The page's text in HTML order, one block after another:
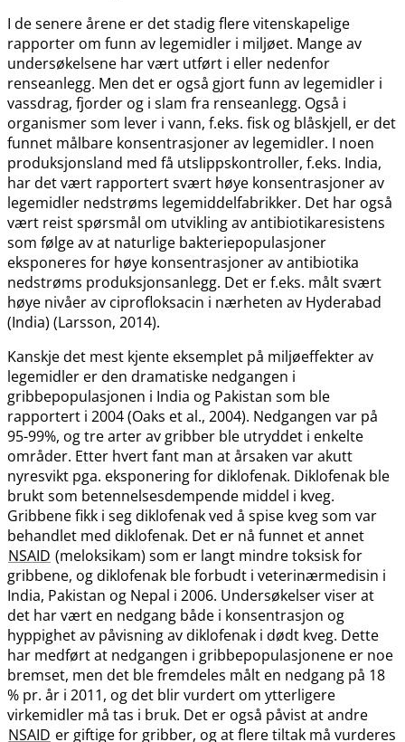
I de senere årene er det stadig flere vitenskapelige
rapporter om funn av legemidler i miljøet. Mange av
undersøkelsene har vært utført i eller nedenfor
renseanlegg. Men det er også gjort funn av legemidler i
vassdrag, fjorder og i slam fra renseanlegg. Også i
organismer som lever i vann, f.eks. fisk og blåskjell, er det
funnet målbare konsentrasjoner av legemidler. I noen
produksjonsland med få utslippskontroller, f.eks. India,
har det vært rapportert svært høye konsentrasjoner av
legemidler nedstrøms legemiddelfabrikker. Det har også
vært reist spørsmål om utvikling av antibiotikaresistens
som følge av at naturlige bakteriepopulasjoner
eksponeres for høye konsentrasjoner av antibiotika
nedstrøms produksjonsanlegg. Det er f.eks. målt svært
høye nivåer av ciprofloksacin i nærheten av Hyderabad
(India) (Larsson, 2014).
Kanskje det mest kjente eksemplet på miljøeffekter av
legemidler er den dramatiske nedgangen i
gribbepopulasjonen i India og Pakistan som ble
rapportert i 2004 (Oaks et al., 2004). Nedgangen var på
95-99%, og tre arter av gribber ble utryddet i enkelte
områder. Etter hvert fant man at årsaken var akutt
nyresvikt pga. eksponering for diklofenak. Diklofenak ble
brukt som betennelsesdempende middel i kveg.
Gribbene fikk i seg diklofenak ved å spise kveg som var
behandlet med diklofenak. Det er nå funnet et annet
NSAID (meloksikam) som er langt mindre toksisk for
gribbene, og diklofenak ble forbudt i veterinærmedisin i
India, Pakistan og Nepal i 2006. Undersøkelser viser at
det har vært en nedgang både i konsentrasjon og
hyppighet av påvisning av diklofenak i dødt kveg. Dette
har medført at nedgangen i gribbepopulasjonene er noe
bremset, men det ble fremdeles målt en nedgang på 18
% pr. år i 2011, og det blir vurdert om ytterligere
virkemidler må tas i bruk. Det er også påvist at andre
NSAID er giftige for gribber, og at flere tiltak må vurderes